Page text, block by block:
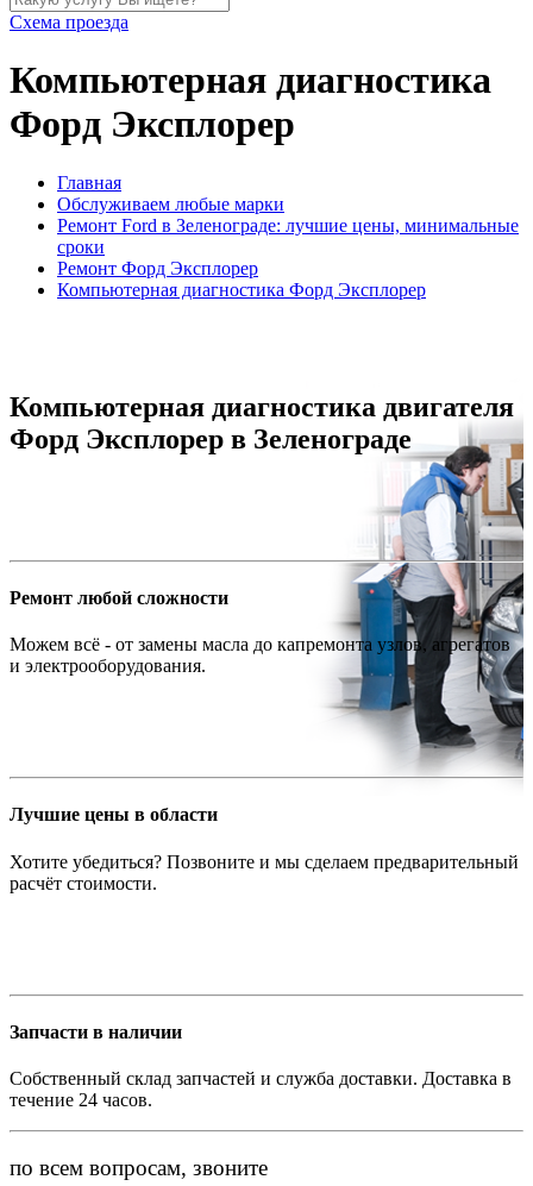
Схема проезда
Компьютерная диагностика
Форд Эксплорер
Главная
Обслуживаем любые марки
Ремонт Ford в Зеленограде: лучшие цены, минимальные
сроки
Ремонт Форд Эксплорер
Компьютерная диагностика Форд Эксплорер
Компьютерная диагностика двигателя
Форд Эксплорер в Зеленограде
Ремонт любой сложности
Можем всё - от замены масла до капремонта узлов, агрегатов
и электрооборудования.
Лучшие цены в области
Хотите убедиться? Позвоните и мы сделаем предварительный
расчёт стоимости.
Запчасти в наличии
Собственный склад запчастей и служба доставки. Доставка в
течение 24 часов.
по всем вопросам, звоните